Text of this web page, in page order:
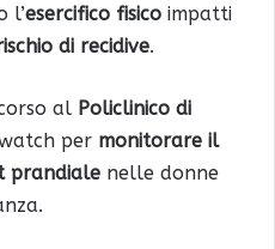
l’esercifico fisico impatti
di recidive.
al Policlinico di
per monitorare il
prandiale nelle donne